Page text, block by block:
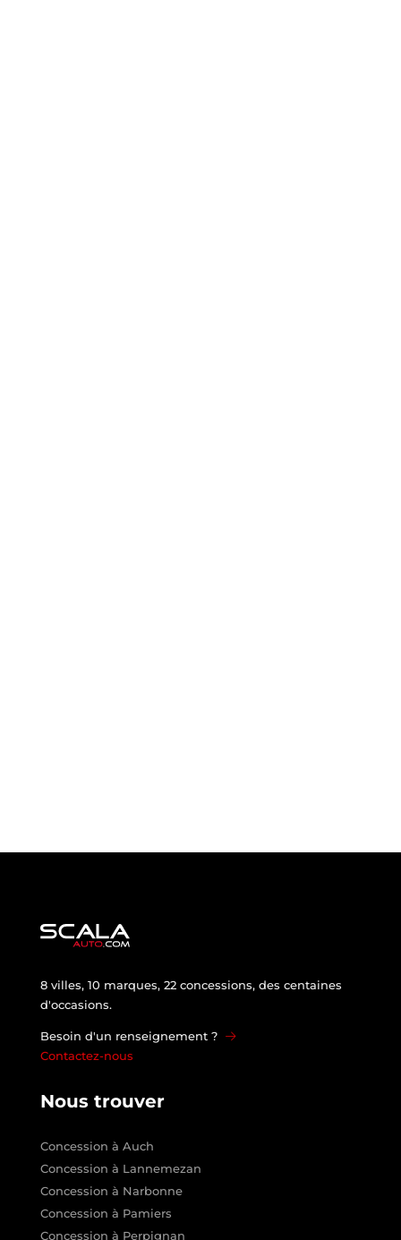
8 villes, 10 marques, 22 concessions, des centaines
d'occasions.
Besoin d'un renseignement ?
Contactez-nous
Nous trouver
Concession à Auch
Concession à Lannemezan
Concession à Narbonne
Concession à Pamiers
Concession à Perpignan